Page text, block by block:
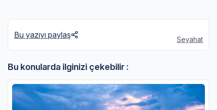
Bu yazıyı paylaş Seyahat
Bu konularda ilginizi çekebilir :